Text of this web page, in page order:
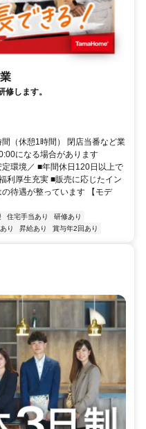
修します。
（休憩1時間） 閉店当番など業
になる場合があります
環境／ ■年間休日120日以上で
利厚生充実 ■販売に応じたイン
待遇が整っています 【モデ
住宅手当あり
研修あり
り 昇給あり 賞与年2回あり